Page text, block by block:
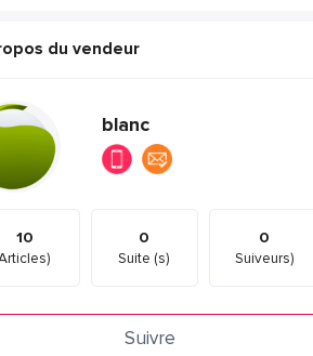
du vendeur
blanc
10 0
Suite (s)
0
Suiveurs)
Suivre